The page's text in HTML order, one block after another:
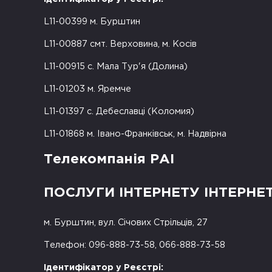
L11-00399 м. Бурштин
L11-00887 смт. Верховина, м. Косів
L11-00915 с. Мала Тур'я (Долина)
L11-01203 м. Яремче
L11-01397 с. Дебеславці (Коломия)
L11-01868 м. Івано-Франківськ, м. Надвірна
Телекомпанія РАІ
ПОСЛУГИ ІНТЕРНЕТУ
м. Бурштин, вул. Січових Стрільців, 27
Телефон: 096-888-73-58, 066-888-73-58
Ідентифікатор у Реєстрі: